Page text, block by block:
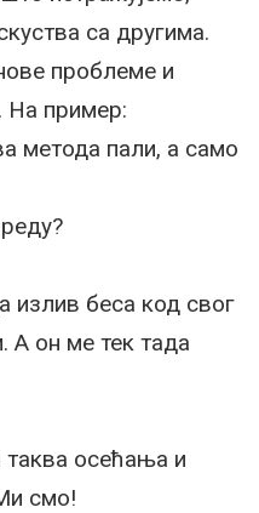
са другима.
проблеме и
На пример:
метода пали, а само
излив беса код свог
А он ме тек тада
таква осећања и
смо!